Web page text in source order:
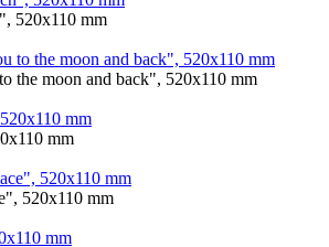
520x110 mm
the moon and back", 520x110 mm
mm
520x110 mm